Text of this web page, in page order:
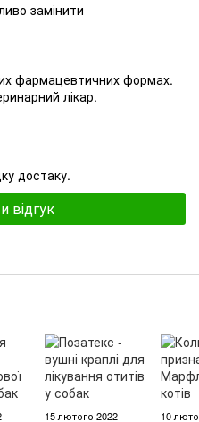
замінити
фармацевтичних формах.
лікар.
достаку.
відгук
15 лютого 2022 10